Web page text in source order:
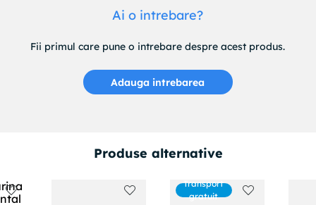
Ai o intrebare?
Fii primul care pune o intrebare despre acest produs.
Adauga intrebarea
Produse alternative
Transport
gratuit